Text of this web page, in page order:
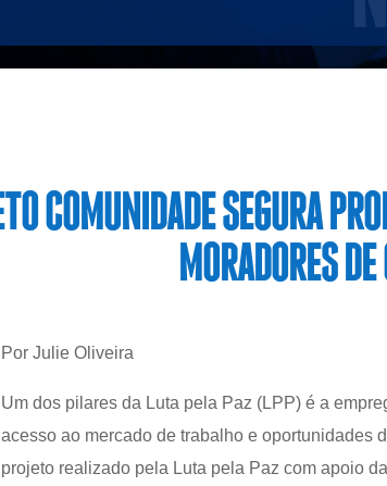
COMUNIDADE SEGURA
MORADORES
Por Julie Oliveira
Um dos pilares da Luta pela Paz (LPP) é a
acesso ao mercado de trabalho e oportunidades
projeto realizado pela Luta pela Paz com apoio